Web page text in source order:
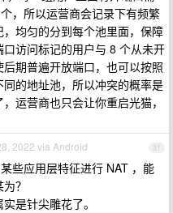
，所以运营商会记录下有频繁
均匀的分到每个池里面，保障
访问标记的用户与 8 个从未开
期普遍开放端口，也可以按照
的地址池，所以冲突的概率是
运营商也只会让你重启光猫，
31
2022 via Android
些应用层特征进行 NAT ，能
？
是针尖雕花了。